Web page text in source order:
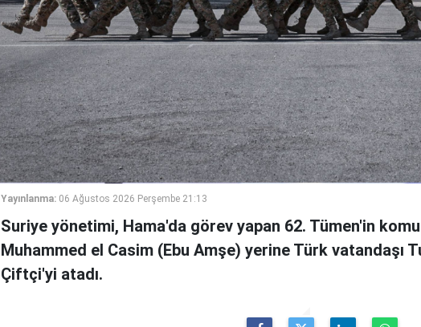
Yayınlanma: 06 Ağustos 2026 Perşembe 21:13
Suriye yönetimi, Hama'da görev yapan 62. Tümen'in
Muhammed el Casim (Ebu Amşe) yerine Türk vatandaşı
Çiftçi'yi atadı.